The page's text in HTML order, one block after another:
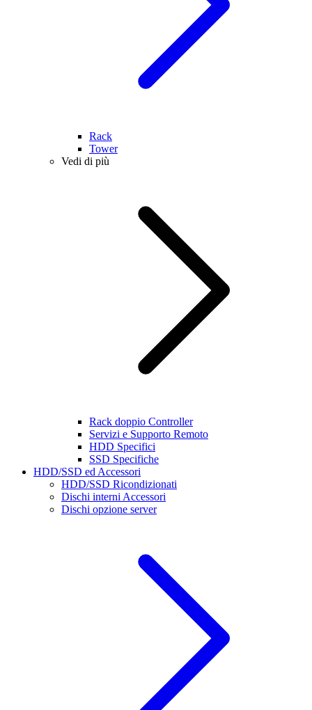
Rack
Tower
Vedi di più
Rack doppio Controller
Servizi e Supporto Remoto
HDD Specifici
SSD Specifiche
HDD/SSD ed Accessori
HDD/SSD Ricondizionati
Dischi interni Accessori
Dischi opzione server